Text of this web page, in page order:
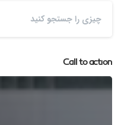
Call to action